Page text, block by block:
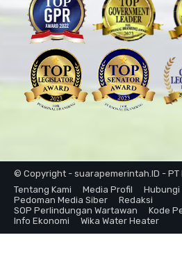
© Copyright - suarapemerintah.ID - PT
Tentang Kami
Media Profil
Hubungi
Pedoman Media Siber
Redaksi
SOP Perlindungan Wartawan
Kode
Info Ekonomi
Wika Water Heater